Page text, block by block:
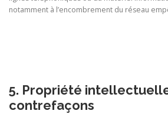
notamment à l’encombrement du réseau
5. Propriété
contrefaçons